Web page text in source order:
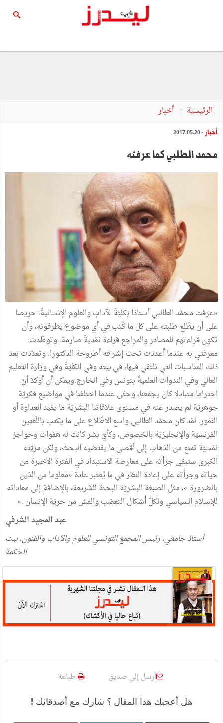
الرئيسية أخبار
أخبار - 2017.05.20
محمد الطلبي كما عرفته
«عرفت محمّد الطالبي أستاذا بكليّةّ الآداب والعلوم الإنسانيةّ، حريصا
على أن يطّلع طلبته على كل ما كُتب في أي موضوع يطرقونه، وأن
تكون قراءتهم للمصادر والمراجع قراءة نقديةّ صارمة. وتوطّدت
معرفتي به عندما أعددت تحت إشرافه أطروحة الدكتورا. وتعدّدت بعد
ذلك المناسبات التي نلتقي فيها، في بيته وفي الكليّةّ وفي وزارة التعليم
العالي وفي الندوات العلميةّ بتونس وفي الخارج.ويمكن أن أؤكدّ أنّ
احتراما متبادلا كان يجمعنا، وحتّى عندما اختلفنا في مواضيع فكريّة
جوهريّة لم يصدر عنه في مستوى علاقاتنا البشريّة ما يفيد العداوة أو
النّفور. لقد كان محمّد الطالبي واسع الاطّلاع على ما يكتب باللّغتين
الفرنسيّة والإنجليزيّة بالخصوص، وكأيّ بشر كانت له هفوات وحواجز
نفسيّة تمنع من الذهاب إلى أقصى ما يقتضيه البحث، ولكن مزيّته
الكبرى ستبقى جرأته على معارضة الاستبداد في الفترة الأخيرة من
حياته وجرأته على إعادة النظر في ما يُعتبر عادة «معلوما من الدّين
بالضرورة »، مثل الصبغة البشريّة البحتة للشريعة، بالإضافة إلى معاداته
للإسلام السياسي ولكلّ أشكال التعصّب والمسّ من حريّة الإنسان .»
عبد المجيد الشرفي
أستاذ جامعي، رئيس المجمع التونسي للعلوم والآداب والفنون، بيت
الحكمة
أرسل إلى صديق طباعة
هل أعجبك هذا المقال ؟ شارك مع أصدقائك !